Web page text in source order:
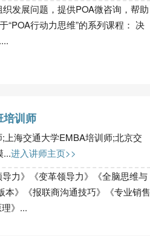
发展问题，提供POA微咨询，帮助
“POA行动力思维”的系列课程： 决
培训师
海交通大学EMBA培训师;北京交
...进入讲师主页>>
力》《变革领导力》《全脑思维与
》《报联商沟通技巧》《专业销售
》...